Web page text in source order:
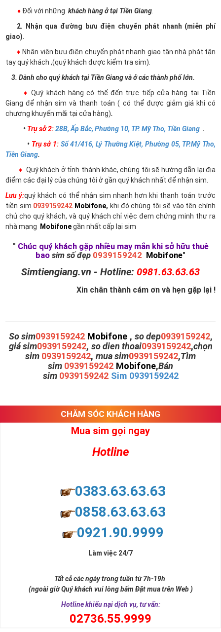
♦ Đối với những khách hàng ở tại Tiền Giang
2. Nhận qua đường bưu điện chuyển phát nhanh (miễn phí
giao).
♦ Nhân viên bưu điện chuyển phát nhanh giao tận nhà phát tận
tay quý khách ,(quý khách được kiểm tra sim).
3. Dành cho quý khách tại Tiền Giang và ở các thành phố lớn.
♦ Quý khách hàng có thể đến trực tiếp cửa hàng tại Tiền
Giang để nhận sim và thanh toán ( có thể được giảm giá khi có
chương khuyến mãi tại cửa hàng).
• Trụ sở 2:28B, Ấp Bắc, Phường 10, TP. Mỹ Tho, Tiền Giang .
• Trụ sở 1: Số 41/416, Lý Thường Kiệt, Phường 05, TP.Mỹ Tho,
Tiền Giang.
♦ Quý khách ở tỉnh thành khác, chúng tôi sẽ hướng dẫn lại địa
điểm các đại lý của chúng tôi ở gần quý khách nhất để nhận sim.
Lưu ý:quý khách có thể nhận sim nhanh hơn khi thanh toán trước
tiền sim 0939159242 Mobifone, khi đó chúng tôi sẽ vào tên chính
chủ cho quý khách, và quý khách chỉ việc đem chứng minh thư ra
nhà mạng
Mobifonegần nhất cấp lại sim
" Chúc quý khách gặp nhiều may mắn khi sở hữu thuê
bao sim số đẹp 0939159242 Mobifone"
Simtiengiang.vn - Hotline: 0981.63.63.63
Xin chân thành cám ơn và hẹn gặp lại !
So sim0939159242 Mobifone , so dep0939159242,
giá sim0939159242, so dien thoai0939159242,chọn
sim 0939159242, mua sim0939159242,Tìm
sim 0939159242 Mobifone,Bán
sim 0939159242 Sim 0939159242
CHĂM SÓC KHÁCH HÀNG
Mua sim gọi ngay
Hotline
0383.63.63.63
0858.63.63.63
0921.90.9999
Làm việc 24/7
Tất cả các ngày trong tuần từ 7h-19h
(ngoài giờ Quý khách vui lòng bấm Đặt mua trên Web )
Hotline khiếu nại dịch vụ, tư vấn:
02736.55.9999